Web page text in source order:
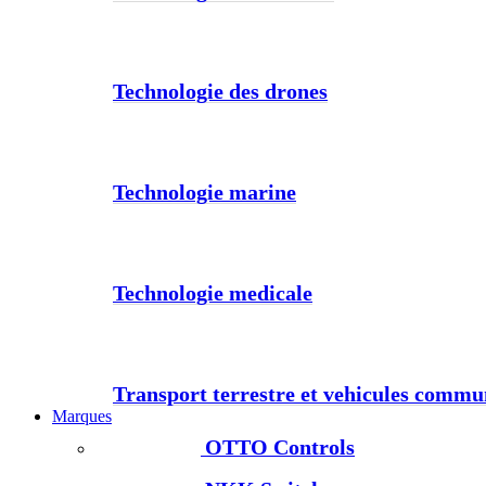
Technologie des drones
Technologie marine
Technologie medicale
Transport terrestre et vehicules
Marques
OTTO Controls